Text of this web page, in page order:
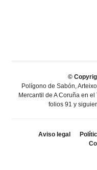
©
Polígono de Sabón,
Mercantil de A Coruña en
folios 91 y
Aviso legal